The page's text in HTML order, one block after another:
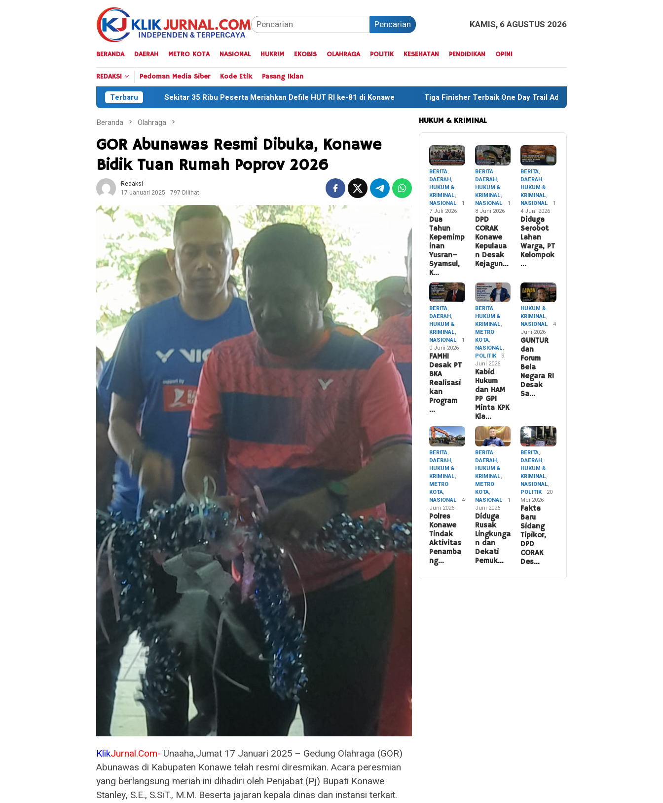
Pencarian KAMIS, 6 AGUSTUS 2026
BERANDA DAERAH METRO KOTA NASIONAL HUKRIM EKOBIS OLAHRAGA POLITIK KESEHATAN PENDIDIKAN OPINI
REDAKSI Pedoman Media Siber Kode Etik Pasang Iklan
Terbaru
Sekitar 35 Ribu Peserta Meriahkan Defile HUT RI ke-81 di Konawe Tiga Finisher Terbaik One Day Trail Adventure Liwu Mokesa Berhasil Taklukkan Jalur Ekstrem
Beranda Olahraga
GOR Abunawas Resmi Dibuka, Konawe
Bidik Tuan Rumah Poprov 2026
Redaksi
17 Januari 2025
797 Dilihat
KlikJurnal.Com- Unaaha,Jumat 17 Januari 2025 – Gedung Olahraga (GOR)
Abunawas di Kabupaten Konawe telah resmi diresmikan. Acara peresmian
yang berlangsung meriah ini dihadiri oleh Penjabat (Pj) Bupati Konawe
Stanley, S.E., S.SiT., M.M. Beserta jajaran kepala dinas dan instansi terkait.
HUKUM & KRIMINAL
BERITA,
DAERAH,
HUKUM &
KRIMINAL,
NASIONAL
1
7 Juli 2026
Dua
Tahun
Kepemimp
inan
Yusran–
Syamsul,
K…
BERITA,
DAERAH,
HUKUM &
KRIMINAL,
NASIONAL
1
8 Juni 2026
DPD
CORAK
Konawe
Kepulaua
n Desak
Kejagun…
BERITA,
DAERAH,
HUKUM &
KRIMINAL,
NASIONAL
1
4 Juni 2026
Diduga
Serobot
Lahan
Warga, PT
Kelompok
…
BERITA,
DAERAH,
HUKUM &
KRIMINAL,
NASIONAL
1
0 Juni 2026
FAMHI
Desak PT
BKA
Realisasi
kan
Program
…
BERITA,
HUKUM &
KRIMINAL,
METRO
KOTA,
NASIONAL,
POLITIK
9
Juni 2026
Kabid
Hukum
dan HAM
PP GPI
Minta KPK
Kla…
HUKUM &
KRIMINAL,
NASIONAL
4
Juni 2026
GUNTUR
dan
Forum
Bela
Negara RI
Desak
Sa…
BERITA,
DAERAH,
HUKUM &
KRIMINAL,
METRO
KOTA,
NASIONAL
4
Juni 2026
Polres
Konawe
Tindak
Aktivitas
Penamba
ng…
BERITA,
DAERAH,
HUKUM &
KRIMINAL,
METRO
KOTA,
NASIONAL
1
Juni 2026
Diduga
Rusak
Lingkunga
n dan
Dekati
Pemuk…
BERITA,
DAERAH,
HUKUM &
KRIMINAL,
NASIONAL,
POLITIK
20
Mei 2026
Fakta
Baru
Sidang
Tipikor,
DPD
CORAK
Des…